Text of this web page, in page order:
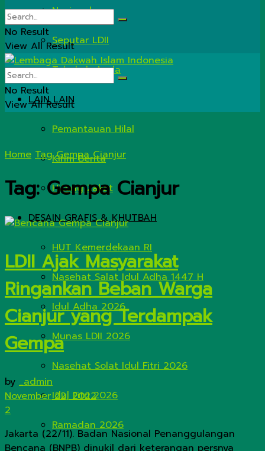
Nasional
Seputar LDII
Tahukah Anda
LAIN LAIN
Pemantauan Hilal
Kirim Berita
Hitung Zakat
DESAIN GRAFIS & KHUTBAH
HUT Kemerdekaan RI
Nasehat Salat Idul Adha 1447 H
Idul Adha 2026
Munas LDII 2026
Nasehat Solat Idul Fitri 2026
Idul Fitri 2026
Ramadan 2026
No Result
View All Result
No Result
View All Result
Home Tag Gempa Cianjur
Tag:Gempa Cianjur
LDII Ajak Masyarakat
Ringankan Beban Warga
Cianjur yang Terdampak
Gempa
by _admin
November 22, 2022
2
Jakarta (22/11). Badan Nasional Penanggulangan
Bencana (BNPB) dinukil dari keterangan persnya